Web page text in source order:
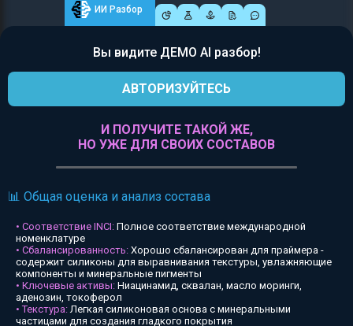
ИИ Разбор
Вы видите ДЕМО AI разбор!
АВТОРИЗУЙТЕСЬ
И ПОЛУЧИТЕ ТАКОЙ ЖЕ,
НО УЖЕ ДЛЯ СВОИХ СОСТАВОВ
📊 Общая оценка и анализ состава
• Соответствие INCI: Полное соответствие международной
номенклатуре
• Сбалансированность: Хорошо сбалансирован для праймера -
содержит силиконы для выравнивания текстуры, увлажняющие
компоненты и минеральные пигменты
• Ключевые активы: Ниацинамид, сквалан, масло моринги,
аденозин, токоферол
• Текстура:Легкая силиконовая основа с минеральными
частицами для создания гладкого покрытия